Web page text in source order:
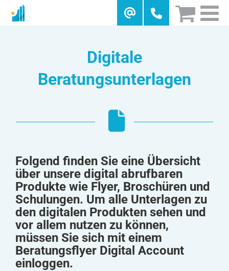
Digitale
Beratungsunterlagen
Folgend finden Sie eine Übersicht
über unsere digital abrufbaren
Produkte wie Flyer, Broschüren und
Schulungen. Um alle Unterlagen zu
den digitalen Produkten sehen und
vor allem nutzen zu können,
müssen Sie sich mit einem
Beratungsflyer Digital Account
einloggen.